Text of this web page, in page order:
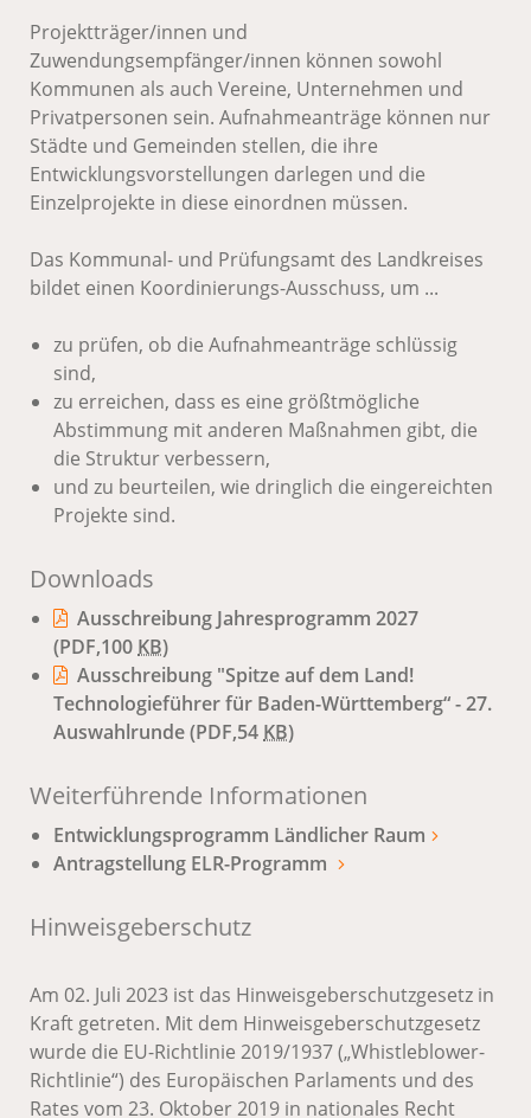
Projektträger/innen und
Zuwendungsempfänger/innen können sowohl
Kommunen als auch Vereine, Unternehmen und
Privatpersonen sein. Aufnahmeanträge können nur
Städte und Gemeinden stellen, die ihre
Entwicklungsvorstellungen darlegen und die
Einzelprojekte in diese einordnen müssen.
Das Kommunal- und Prüfungsamt des Landkreises
bildet einen Koordinierungs-Ausschuss, um ...
zu prüfen, ob die Aufnahmeanträge schlüssig
sind,
zu erreichen, dass es eine größtmögliche
Abstimmung mit anderen Maßnahmen gibt, die
die Struktur verbessern,
und zu beurteilen, wie dringlich die eingereichten
Projekte sind.
Downloads
Ausschreibung Jahresprogramm 2027
(PDF,100 KB)
Ausschreibung "Spitze auf dem Land!
Technologieführer für Baden-Württemberg“ - 27.
Auswahlrunde(PDF,54 KB)
Weiterführende Informationen
Entwicklungsprogramm Ländlicher Raum
Antragstellung ELR-Programm
Hinweisgeberschutz
Am 02. Juli 2023 ist das Hinweisgeberschutzgesetz in
Kraft getreten. Mit dem Hinweisgeberschutzgesetz
wurde die EU-Richtlinie 2019/1937 („Whistleblower-
Richtlinie“) des Europäischen Parlaments und des
Rates vom 23. Oktober 2019 in nationales Recht